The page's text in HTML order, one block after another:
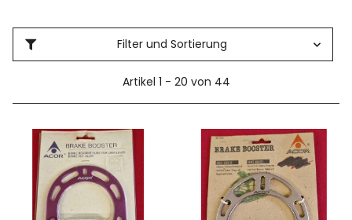
Filter und Sortierung
Artikel 1 - 20 von 44